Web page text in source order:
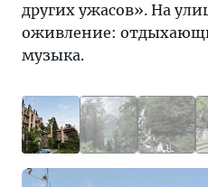
других ужасов». На
оживление:
музыка.